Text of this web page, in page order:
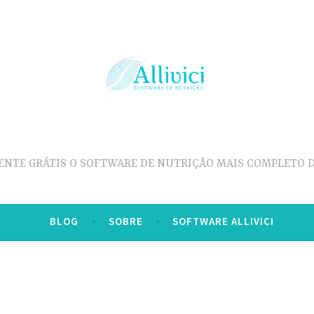
GRÁTIS O SOFTWARE DE NUTRIÇÃO MAIS COMPLETO
BLOG SOBRE SOFTWARE ALLIVICI